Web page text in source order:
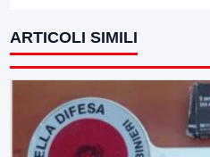
ARTICOLI SIMILI